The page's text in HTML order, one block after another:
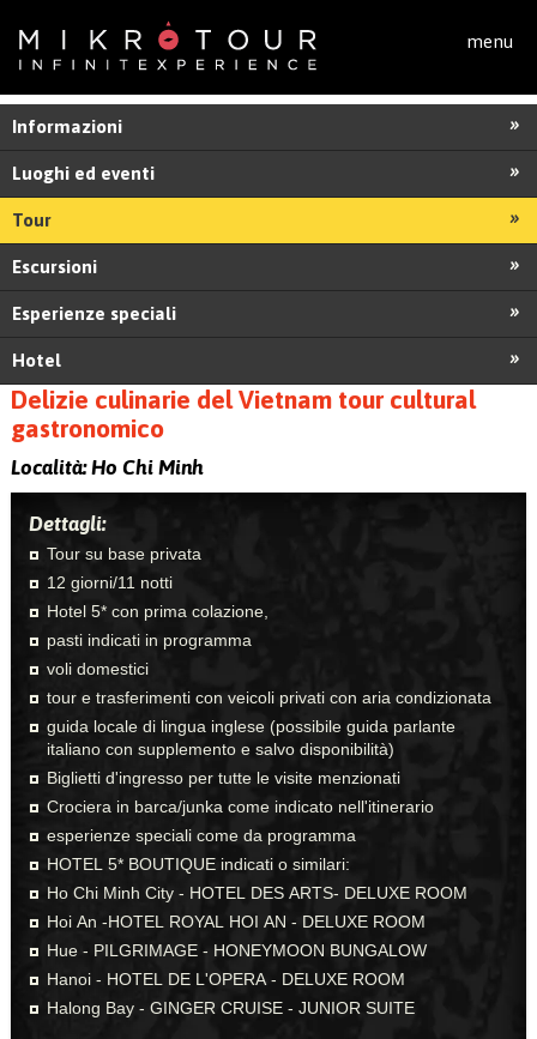
menu
Informazioni
Luoghi ed eventi
Tour
Escursioni
Esperienze speciali
Hotel
Delizie culinarie del Vietnam tour cultural
gastronomico
Località:Ho Chi Minh
Dettagli:
Tour su base privata
12 giorni/11 notti
Hotel 5* con prima colazione,
pasti indicati in programma
voli domestici
tour e trasferimenti con veicoli privati con aria condizionata
guida locale di lingua inglese (possibile guida parlante
italiano con supplemento e salvo disponibilità)
Biglietti d'ingresso per tutte le visite menzionati
Crociera in barca/junka come indicato nell'itinerario
esperienze speciali come da programma
HOTEL 5* BOUTIQUE indicati o similari:
Ho Chi Minh City - HOTEL DES ARTS- DELUXE ROOM
Hoi An -HOTEL ROYAL HOI AN - DELUXE ROOM
Hue - PILGRIMAGE - HONEYMOON BUNGALOW
Hanoi - HOTEL DE L'OPERA - DELUXE ROOM
Halong Bay - GINGER CRUISE - JUNIOR SUITE